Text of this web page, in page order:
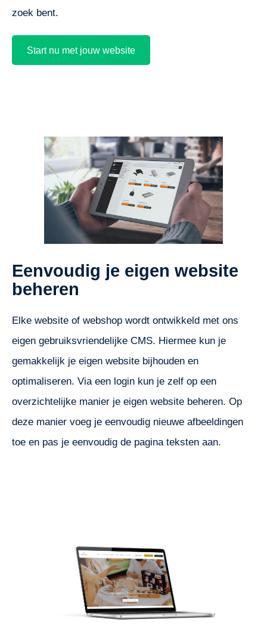
zoek bent.
Start nu met jouw website
Eenvoudig je eigen website
beheren
Elke website of webshop wordt ontwikkeld met ons
eigen gebruiksvriendelijke CMS. Hiermee kun je
gemakkelijk je eigen website bijhouden en
optimaliseren. Via een login kun je zelf op een
overzichtelijke manier je eigen website beheren. Op
deze manier voeg je eenvoudig nieuwe afbeeldingen
toe en pas je eenvoudig de pagina teksten aan.